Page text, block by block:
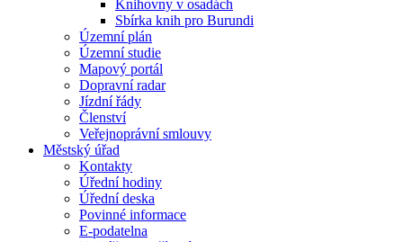
Knihovny v osadách
Sbírka knih pro Burundi
Územní plán
Územní studie
Mapový portál
Dopravní radar
Jízdní řády
Členství
Veřejnoprávní smlouvy
Městský úřad
Kontakty
Úřední hodiny
Úřední deska
Povinné informace
E-podatelna